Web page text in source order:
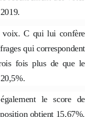
voix. C qui lui confère
qui correspondent
fois plus de que le
le score de
obtient 15,67%.